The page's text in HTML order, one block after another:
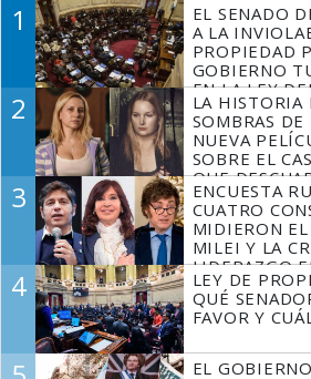
1
EL SENADO
A LA
PROPIEDAD
GOBIERNO
EN LA LEY
FUEGO
2
LA HISTORIA
SOMBRAS
NUEVA
SOBRE EL
QUE
MARIDO
3
ENCUESTA
CUATRO
MIDIERON EL
MILEI Y LA
LIDERAZGO
4
LEY DE
QUÉ
FAVOR Y
EL